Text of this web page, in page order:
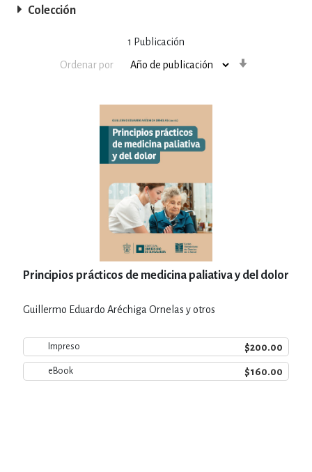
1 Publicación
Ordenar por
Principios prácticos de medicina paliativa y del dolor
Guillermo Eduardo Aréchiga Ornelas y otros
Impreso $200.00
eBook $160.00
Colección